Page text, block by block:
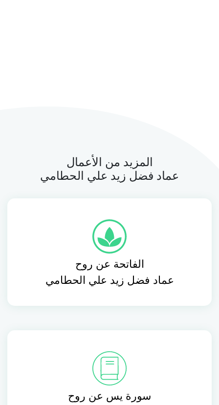
المزيد من الأعمال
عماد فضل زيد علي الحطامي
الفاتحة عن روح
عماد فضل زيد علي الحطامي
سورة يس عن روح